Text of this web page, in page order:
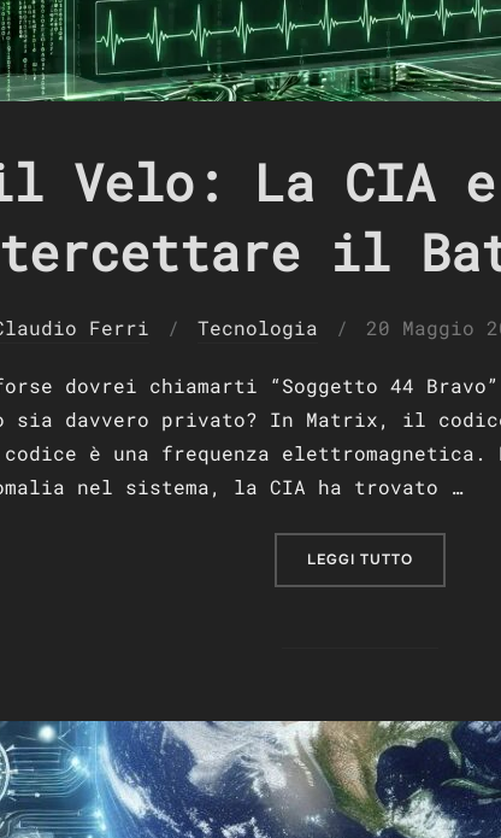
Velo: La CIA
il
Ferri Tecnologia
Pubblicato
20 Maggio
dovrei chiamarti “Soggetto 44
sia davvero privato? In Matrix, il
è una frequenza
nel sistema, la CIA ha trovato …
LEGGI TUTTO